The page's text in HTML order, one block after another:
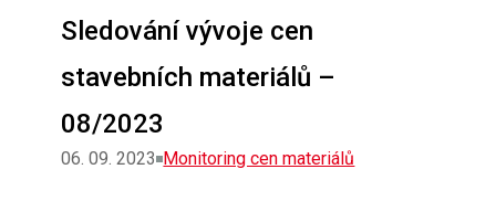
Sledování vývoje cen
stavebních materiálů –
08/2023
06. 09. 2023 Rubriky
Monitoring cen materiálů